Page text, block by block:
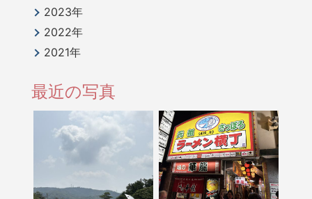
2023年
2022年
2021年
最近の写真